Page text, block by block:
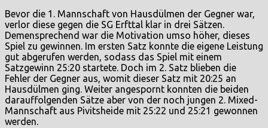
Bevor die 1. Mannschaft von Hausdülmen der Gegner war,
verlor diese gegen die SG Erfttal klar in drei Sätzen.
Demensprechend war die Motivation umso höher, dieses
Spiel zu gewinnen. Im ersten Satz konnte die eigene Leistung
gut abgerufen werden, sodass das Spiel mit einem
Satzgewinn 25:20 startete. Doch im 2. Satz blieben die
Fehler der Gegner aus, womit dieser Satz mit 20:25 an
Hausdülmen ging. Weiter angespornt konnten die beiden
darauffolgenden Sätze aber von der noch jungen 2. Mixed-
Mannschaft aus Pivitsheide mit 25:22 und 25:21 gewonnen
werden.